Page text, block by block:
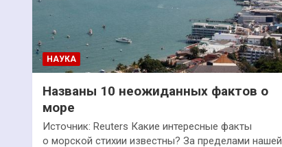
НАУКА
Названы 10 неожиданных фактов о
море
Источник: Reuters Какие интересные факты
о морской стихии известны? За пределами нашей